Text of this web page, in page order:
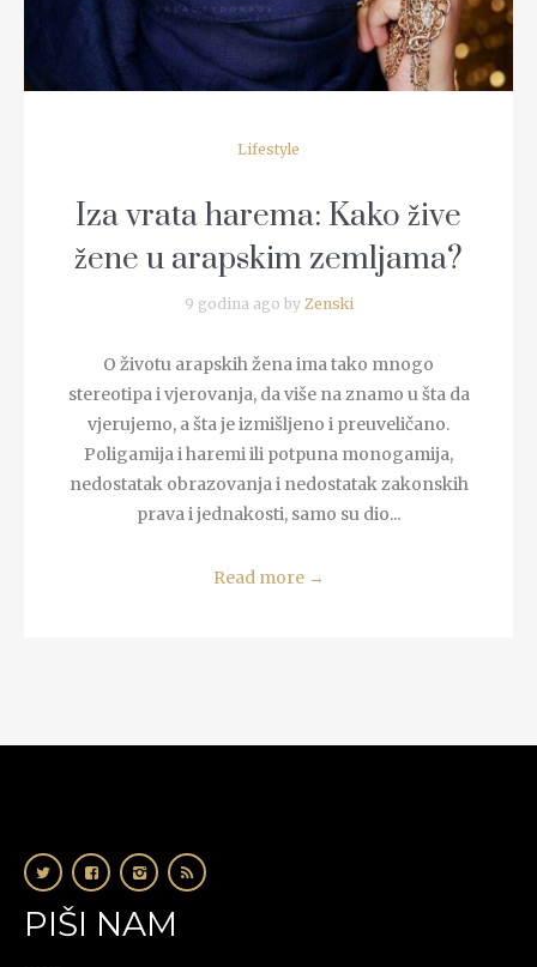
Lifestyle
Iza vrata harema: Kako žive
žene u arapskim zemljama?
9 godina ago by Zenski
O životu arapskih žena ima tako mnogo
stereotipa i vjerovanja, da više na znamo u šta da
vjerujemo, a šta je izmišljeno i preuveličano.
Poligamija i haremi ili potpuna monogamija,
nedostatak obrazovanja i nedostatak zakonskih
prava i jednakosti, samo su dio...
Read more →
PIŠI NAM